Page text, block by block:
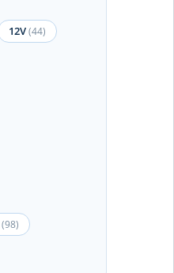
12V(44)
(98)